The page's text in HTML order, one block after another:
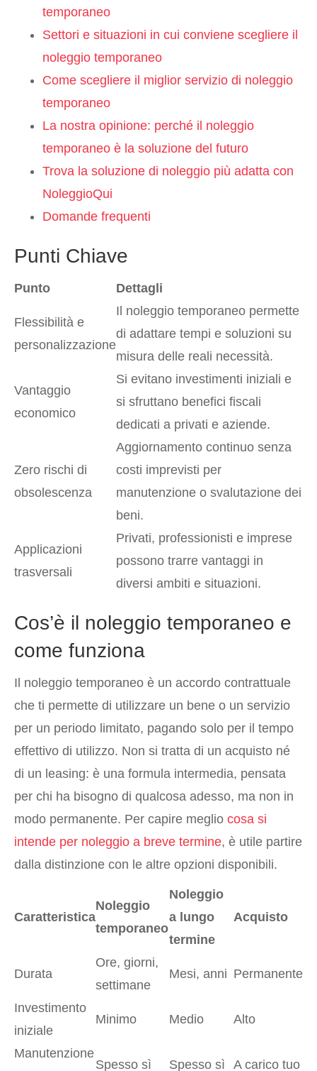
temporaneo
Settori e situazioni in cui conviene scegliere il
noleggio temporaneo
Come scegliere il miglior servizio di noleggio
temporaneo
La nostra opinione: perché il noleggio
temporaneo è la soluzione del futuro
Trova la soluzione di noleggio più adatta con
NoleggioQui
Domande frequenti
Punti Chiave
Punto Dettagli
Flessibilità e
personalizzazione
Il noleggio temporaneo permette
di adattare tempi e soluzioni su
misura delle reali necessità.
Vantaggio
economico
Si evitano investimenti iniziali e
si sfruttano benefici fiscali
dedicati a privati e aziende.
Zero rischi di
obsolescenza
Aggiornamento continuo senza
costi imprevisti per
manutenzione o svalutazione dei
beni.
Applicazioni
trasversali
Privati, professionisti e imprese
possono trarre vantaggi in
diversi ambiti e situazioni.
Cos’è il noleggio temporaneo e
come funziona
Il noleggio temporaneo è un accordo contrattuale
che ti permette di utilizzare un bene o un servizio
per un periodo limitato, pagando solo per il tempo
effettivo di utilizzo. Non si tratta di un acquisto né
di un leasing: è una formula intermedia, pensata
per chi ha bisogno di qualcosa adesso, ma non in
modo permanente. Per capire meglio cosa si
intende per noleggio a breve termine, è utile partire
dalla distinzione con le altre opzioni disponibili.
Caratteristica
Noleggio
temporaneo
Noleggio
a lungo
termine
Acquisto
Durata
Ore, giorni,
settimane
Mesi, anni Permanente
Investimento
iniziale
Minimo Medio Alto
Manutenzione
Spesso sì Spesso sì A carico tuo